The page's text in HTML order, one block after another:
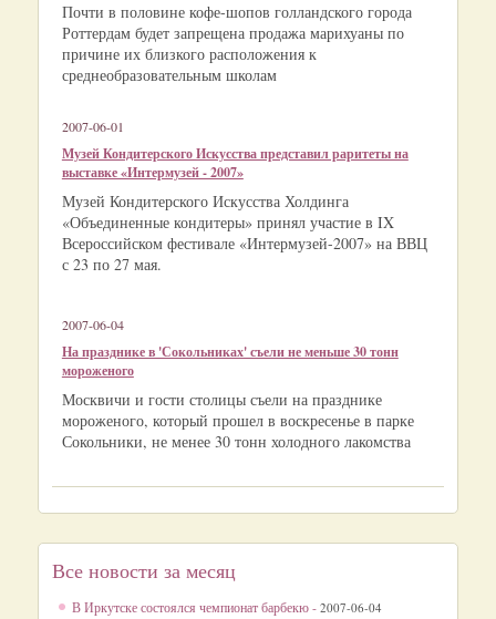
Почти в половине кофе-шопов голландского города
Роттердам будет запрещена продажа марихуаны по
причине их близкого расположения к
среднеобразовательным школам
2007-06-01
Музей Кондитерского Искусства представил раритеты на
выставке «Интермузей - 2007»
Музей Кондитерского Искусства Холдинга
«Объединенные кондитеры» принял участие в IX
Всероссийском фестивале «Интермузей-2007» на ВВЦ
с 23 по 27 мая.
2007-06-04
На празднике в 'Сокольниках' съели не меньше 30 тонн
мороженого
Москвичи и гости столицы съели на празднике
мороженого, который прошел в воскресенье в парке
Сокольники, не менее 30 тонн холодного лакомства
Все новости за месяц
В Иркутске состоялся чемпионат барбекю - 2007-06-04